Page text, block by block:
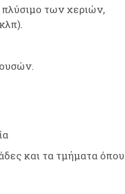
πλύσιμο των χεριών,
και τα τμήματα όπου